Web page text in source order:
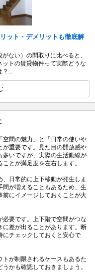
ット・デメリットも徹底解
ない）の間取りに比べると、
トの賃貸物件って実際どうな
...
空間の魅力」と「日常の使いや
が重要です。見た目の開放感や
多いですが、実際の生活動線が
とが満足度を左右します。
日常的に上下移動が発生しま
が増えることもあるため、生
前にイメージしておくことが大
必要です。上下階で空間がつな
に差が出ることがあります。断
にチェックしておくと安心で
トが制限されるケースもあるた
かも確認しておきましょう。